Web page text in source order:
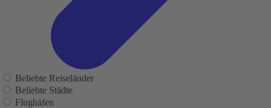
Beliebte Reiseländer
Beliebte Städte
Flughäfen